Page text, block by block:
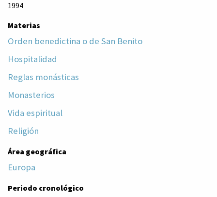
1994
Materias
Orden benedictina o de San Benito
Hospitalidad
Reglas monásticas
Monasterios
Vida espiritual
Religión
Área geográfica
Europa
Periodo cronológico